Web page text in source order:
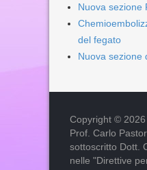
Nuova sezione
del fegato
Nuova sezione
Copyright ©
Prof. Carlo
sottoscritto Dott.
nelle "Direttive